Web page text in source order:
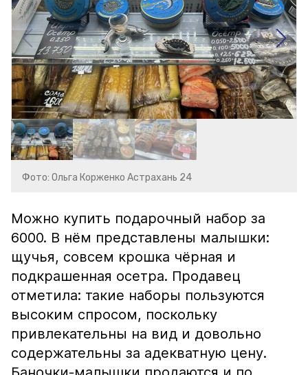
Фото: Ольга Корженко Астрахань 24
Можно купить подарочный набор за
6000. В нём представлены малышки:
щучья, совсем крошка чёрная и
подкрашенная осетра. Продавец
отметила: такие наборы пользуются
высоким спросом, поскольку
привлекательны на вид и довольно
содержательны за адекватную цену.